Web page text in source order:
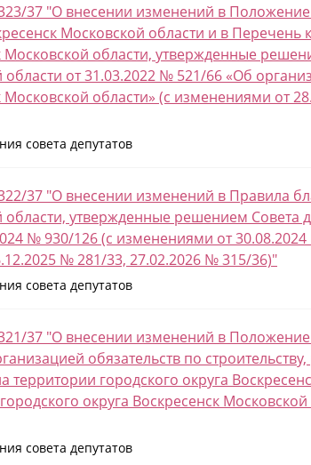
37 "О внесении изменений в
Московской области и в
Московской области, утвержденные
области от 31.03.2022 № 521/66 «Об
Московской области» (с изменениями от
совета депутатов
37 "О внесении изменений в Правила
утвержденные решением Совета
№ 930/126 (с изменениями от
№ 281/33, 27.02.2026 № 315/36)"
совета депутатов
37 "О внесении изменений в
обязательств по
городского округа
округа Воскресенск
совета депутатов